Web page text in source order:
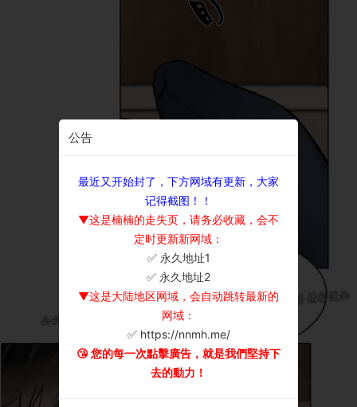
公告
最近又开始封了，下方网域有更新，大家
记得截图！！
▼这是楠楠的走失页，请务必收藏，会不
定时更新新网域：
✅ 永久地址1
✅ 永久地址2
▼这是大陆地区网域，会自动跳转最新的
网域：
✅ https://nnmh.me/
😘 您的每一次點擊廣告，就是我們堅持下
去的動力！